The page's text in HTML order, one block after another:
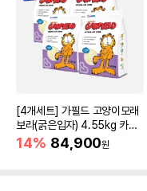
[4개세트] 가필드 고양이모래
보라(굵은입자) 4.55kg 카사
바모래
14% 84,900원